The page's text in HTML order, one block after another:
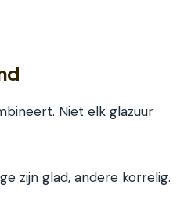
Niet elk glazuur
zijn glad, andere korrelig.